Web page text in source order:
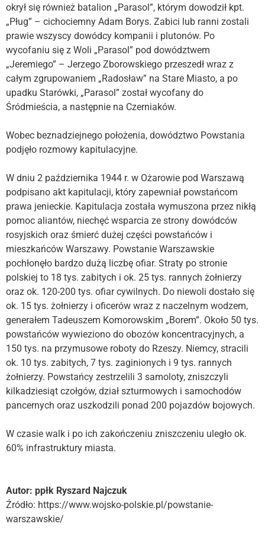
okrył się również batalion „Parasol”, którym dowodził kpt.
„Pług” – cichociemny Adam Borys. Zabici lub ranni zostali
prawie wszyscy dowódcy kompanii i plutonów. Po
wycofaniu się z Woli „Parasol” pod dowództwem
„Jeremiego” – Jerzego Zborowskiego przeszedł wraz z
całym zgrupowaniem „Radosław” na Stare Miasto, a po
upadku Starówki, „Parasol” został wycofany do
Śródmieścia, a następnie na Czerniaków.
Wobec beznadziejnego położenia, dowództwo Powstania
podjęło rozmowy kapitulacyjne.
W dniu 2 października 1944 r. w Ożarowie pod Warszawą
podpisano akt kapitulacji, który zapewniał powstańcom
prawa jenieckie. Kapitulacja została wymuszona przez nikłą
pomoc aliantów, niechęć wsparcia ze strony dowódców
rosyjskich oraz śmierć dużej części powstańców i
mieszkańców Warszawy. Powstanie Warszawskie
pochłonęło bardzo dużą liczbę ofiar. Straty po stronie
polskiej to 18 tys. zabitych i ok. 25 tys. rannych żołnierzy
oraz ok. 120-200 tys. ofiar cywilnych. Do niewoli dostało się
ok. 15 tys. żołnierzy i oficerów wraz z naczelnym wodzem,
generałem Tadeuszem Komorowskim „Borem”. Około 50 tys.
powstańców wywieziono do obozów koncentracyjnych, a
150 tys. na przymusowe roboty do Rzeszy. Niemcy, stracili
ok. 10 tys. zabitych, 7 tys. zaginionych i 9 tys. rannych
żołnierzy. Powstańcy zestrzelili 3 samoloty, zniszczyli
kilkadziesiąt czołgów, dział szturmowych i samochodów
pancernych oraz uszkodzili ponad 200 pojazdów bojowych.
W czasie walk i po ich zakończeniu zniszczeniu uległo ok.
60% infrastruktury miasta.
Autor: ppłk Ryszard Najczuk
Źródło: https://www.wojsko-polskie.pl/powstanie-
warszawskie/